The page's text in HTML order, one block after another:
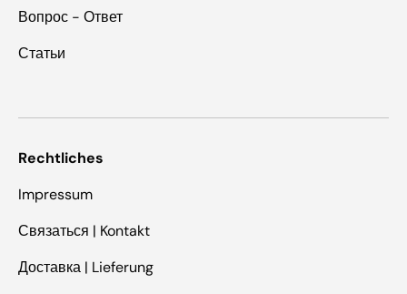
Вопрос - Ответ
Статьи
Rechtliches
Impressum
Связаться | Kontakt
Доставка | Lieferung